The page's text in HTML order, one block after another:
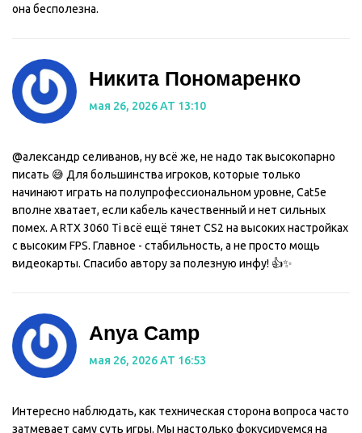
она бесполезна.
Никита Пономаренко
мая 26, 2026 AT 13:10
@александр селиванов, ну всё же, не надо так высокопарно
писать 😅 Для большинства игроков, которые только
начинают играть на полупрофессиональном уровне, Cat5e
вполне хватает, если кабель качественный и нет сильных
помех. А RTX 3060 Ti всё ещё тянет CS2 на высоких настройках
с высоким FPS. Главное - стабильность, а не просто мощь
видеокарты. Спасибо автору за полезную инфу! 👍✨
Anya Camp
мая 26, 2026 AT 16:53
Интересно наблюдать, как техническая сторона вопроса часто
затмевает саму суть игры. Мы настолько фокусируемся на